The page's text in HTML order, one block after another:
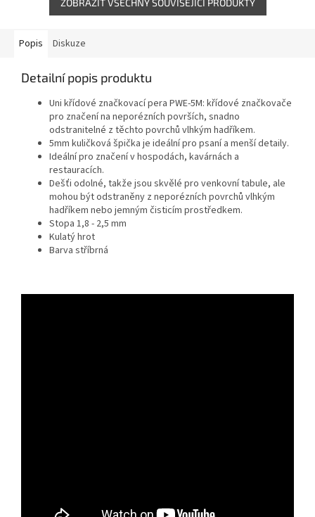
Popis Diskuze
Detailní popis produktu
Uni křídové značkovací pera PWE-5M: křídové značkovače
pro značení na neporézních površích, snadno
odstranitelné z těchto povrchů vlhkým hadříkem.
5mm kuličková špička je ideální pro psaní a menší detaily.
Ideální pro značení v hospodách, kavárnách a
restauracích.
Dešťi odolné, takže jsou skvělé pro venkovní tabule, ale
mohou být odstraněny z neporézních povrchů vlhkým
hadříkem nebo jemným čisticím prostředkem.
Stopa 1,8 - 2,5 mm
Kulatý hrot
Barva stříbrná